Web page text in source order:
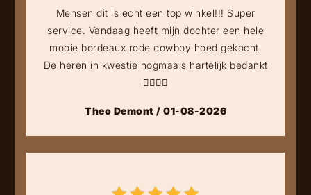
Mensen dit is echt een top winkel!!! Super
service. Vandaag heeft mijn dochter een hele
mooie bordeaux rode cowboy hoed gekocht.
De heren in kwestie nogmaals hartelijk bedankt
👍🏻👍🏻
Theo Demont / 01-08-2026